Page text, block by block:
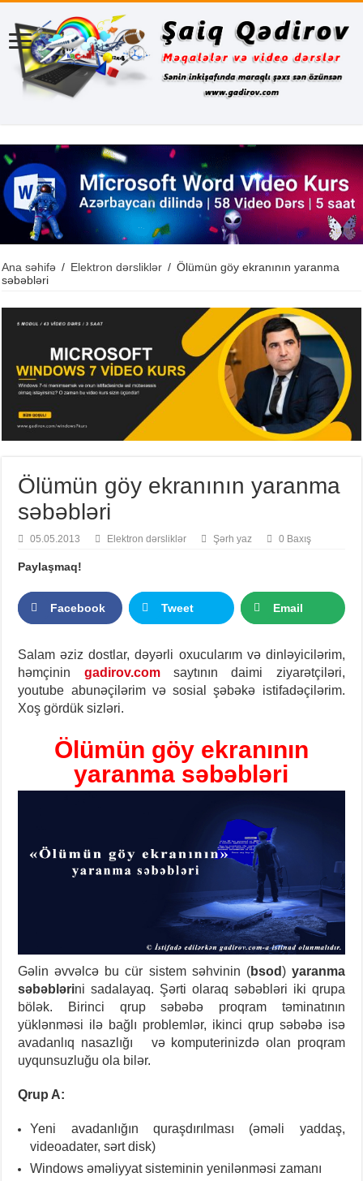
Ana səhifə / Elektron dərsliklər / Ölümün göy ekranının yaranma
səbəbləri
Ölümün göy ekranının yaranma
səbəbləri
05.05.2013 Elektron dərsliklər Şərh yaz 0 Baxış
Paylaşmaq!
Facebook Tweet Email
Salam əziz dostlar, dəyərli oxucularım və dinləyicilərim,
həmçinin gadirov.comsaytının daimi ziyarətçiləri,
youtube abunəçilərim və sosial şəbəkə istifadəçilərim.
Xoş gördük sizləri.
Ölümün göy ekranının
yaranma səbəbləri
Gəlin əvvəlcə bu cür sistem səhvinin (bsod) yaranma
səbəblərini sadalayaq. Şərti olaraq səbəbləri iki qrupa
bölək. Birinci qrup səbəbə proqram təminatının
yüklənməsi ilə bağlı problemlər, ikinci qrup səbəbə isə
avadanlıq nasazlığı və komputerinizdə olan proqram
uyqunsuzluğu ola bilər.
Qrup A:
Yeni avadanlığın quraşdırılması (əməli yaddaş,
videoadater, sərt disk)
Windows əməliyyat sisteminin yenilənməsi zamanı